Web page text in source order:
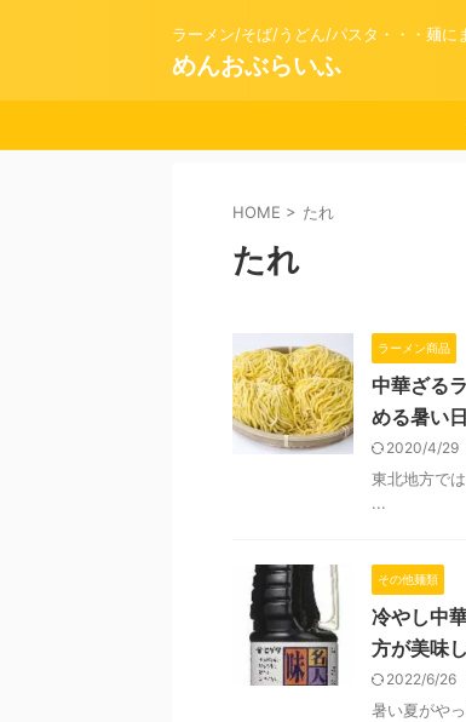
ラーメン/そば/うどん/パスタ・・・麺に
めんおぶらいふ
HOME > たれ
たれ
ラーメン商品
中華ざる
める暑い
2020/4/29
東北地方で
...
その他麺類
冷やし中
方が美味
2022/6/26
暑い夏がや